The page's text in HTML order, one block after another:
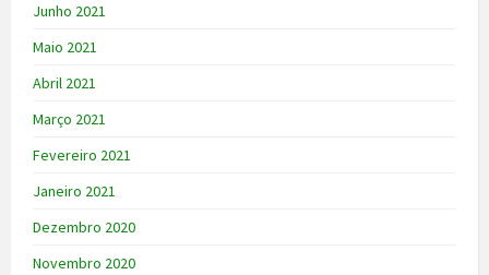
Junho 2021
Maio 2021
Abril 2021
Março 2021
Fevereiro 2021
Janeiro 2021
Dezembro 2020
Novembro 2020